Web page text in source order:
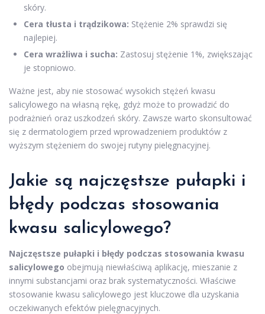
skóry.
Cera tłusta i trądzikowa: Stężenie 2% sprawdzi się
najlepiej.
Cera wrażliwa i sucha: Zastosuj stężenie 1%, zwiększając
je stopniowo.
Ważne jest, aby nie stosować wysokich stężeń kwasu
salicylowego na własną rękę, gdyż może to prowadzić do
podrażnień oraz uszkodzeń skóry. Zawsze warto skonsultować
się z dermatologiem przed wprowadzeniem produktów z
wyższym stężeniem do swojej rutyny pielęgnacyjnej.
Jakie są najczęstsze pułapki i
błędy podczas stosowania
kwasu salicylowego?
Najczęstsze pułapki i błędy podczas stosowania kwasu
salicylowego obejmują niewłaściwą aplikację, mieszanie z
innymi substancjami oraz brak systematyczności. Właściwe
stosowanie kwasu salicylowego jest kluczowe dla uzyskania
oczekiwanych efektów pielęgnacyjnych.